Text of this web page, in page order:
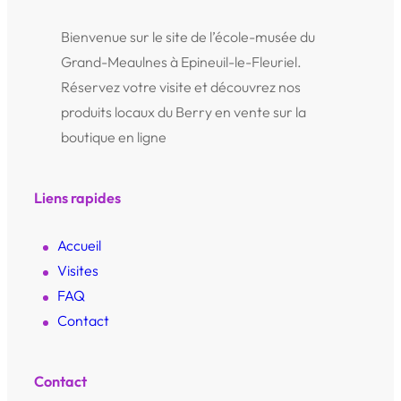
Bienvenue sur le site de l’école-musée du
Grand-Meaulnes à Epineuil-le-Fleuriel.
Réservez votre visite et découvrez nos
produits locaux du Berry en vente sur la
boutique en ligne
Liens rapides
Accueil
Visites
FAQ
Contact
Contact